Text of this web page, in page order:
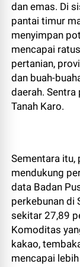
dan emas. Di
pantai timur
menyimpan
mencapai
pertanian,
dan buah-
daerah.
Tanah Karo.
Sementara itu,
mendukung
data Badan
perkebunan di
sekitar 27,89
Komoditas
kakao,
mencapai